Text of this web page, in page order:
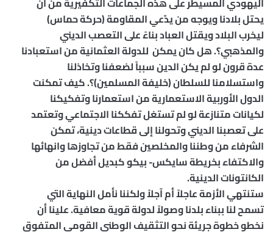
يحتل بلادنا ويوجه من يدّعي المقاومة (حركة حماس)
ليخرب البلاد ويقتل العباد بناءً على التعصب الديني
والمذهبي؟. هل كان يمكن للدولة العثمانية من استعبادنا
عدة قرون لو لم يكن الدين سبباً لضعفنا وتخاذلنا
واستسلامنا للسلطان (خليفة المسلمين)؟. كيف تمكنت
الدول الأوربية الاستعمارية من استعمارنا وتفكيكنا
لكيانات متنازعة لو لم تستغل تفككنا الاجتماعي وتعتمد
على تعصبنا الديني وتحولنا إلى قطاعات دينية، تمكن
الشرفاء من وطننا والمخلصين فقط من تجاوزها وانهائها
والاكتفاء بخريطة سايكس- بيكو كبديل أفضل من
الكانتونات الدينية.
ستنتهي الأزمة عاجلاً أم آجلاً ولكننا نأمل النهاية التي
تسمح لنا ببناء بلدنا وصولاً لدولة قوية معافية. علينا أن
نخطو خطوة جريئة نحو التثقيف الوطني القومي المتفوق